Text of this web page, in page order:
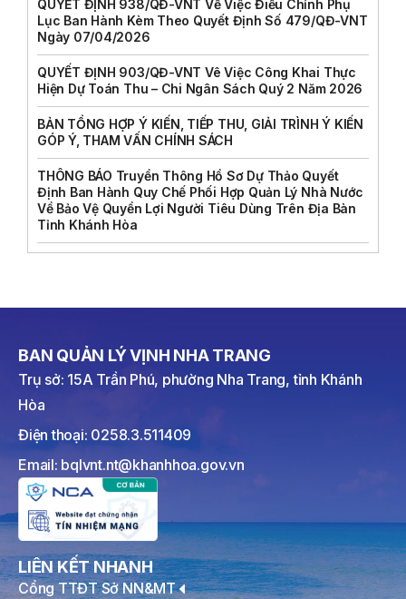
QUYẾT ĐỊNH 938/QĐ-VNT Về Việc Điều Chỉnh Phụ
Lục Ban Hành Kèm Theo Quyết Định Số 479/QĐ-VNT
Ngày 07/04/2026
QUYẾT ĐỊNH 903/QĐ-VNT Vê Việc Công Khai Thực
Hiện Dự Toán Thu – Chi Ngân Sách Quý 2 Năm 2026
BẢN TỔNG HỢP Ý KIẾN, TIẾP THU, GIẢI TRÌNH Ý KIẾN
GÓP Ý, THAM VẤN CHÍNH SÁCH
THÔNG BÁO Truyền Thông Hồ Sơ Dự Thảo Quyết
Định Ban Hành Quy Chế Phối Hợp Quản Lý Nhà Nước
Về Bảo Vệ Quyền Lợi Người Tiêu Dùng Trên Địa Bàn
Tỉnh Khánh Hòa
BAN QUẢN LÝ VỊNH NHA TRANG
Trụ sở: 15A Trần Phú, phường Nha Trang, tỉnh Khánh
Hòa
Điện thoại: 0258.3.511409
Email: bqlvnt.nt@khanhhoa.gov.vn
LIÊN KẾT NHANH
Cổng TTĐT Sở NN&MT